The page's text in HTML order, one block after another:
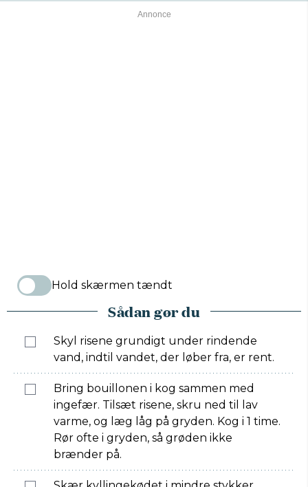
Hold skærmen tændt
Sådan gør du
Skyl risene grundigt under rindende
vand, indtil vandet, der løber fra, er rent.
Bring bouillonen i kog sammen med
ingefær. Tilsæt risene, skru ned til lav
varme, og læg låg på gryden. Kog i 1 time.
Rør ofte i gryden, så grøden ikke
brænder på.